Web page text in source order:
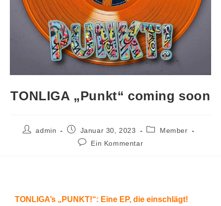
TONLIGA „Punkt“ coming soon
admin Januar 30, 2023
Member
Ein Kommentar
TONLIGA’s „PUNKT!“: Eine EP, die einschlägt!